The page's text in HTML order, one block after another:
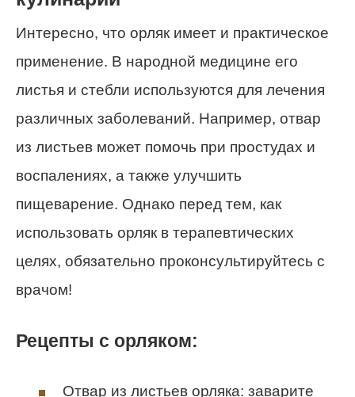
Интересно, что орляк имеет и практическое
применение. В народной медицине его
листья и стебли используются для лечения
различных заболеваний. Например, отвар
из листьев может помочь при простудах и
воспалениях, а также улучшить
пищеварение. Однако перед тем, как
использовать орляк в терапевтических
целях, обязательно проконсультируйтесь с
врачом!
Рецепты с орляком:
Отвар из листьев орляка: заварите